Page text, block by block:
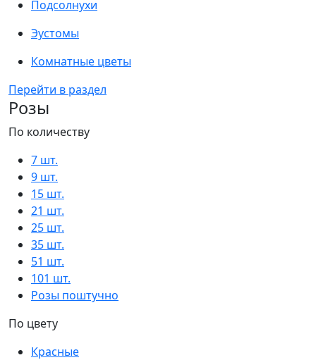
Подсолнухи
Эустомы
Комнатные цветы
Перейти в раздел
Розы
По количеству
7 шт.
9 шт.
15 шт.
21 шт.
25 шт.
35 шт.
51 шт.
101 шт.
Розы поштучно
По цвету
Красные